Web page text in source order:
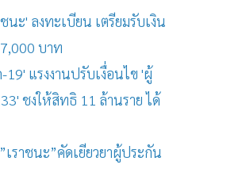
นะ' ลงทะเบียน เตรียมรับเงิน
7,000 บาท
-19' แรงงานปรับเงื่อนไข 'ผู้
ชงให้สิทธิ 11 ล้านราย ได้
ราชนะ”คัดเยียวยาผู้ประกัน